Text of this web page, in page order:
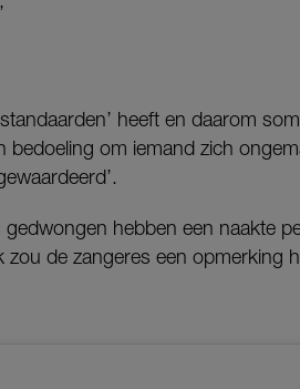
heeft en daarom
bedoeling om iemand zich
hebben een naakte
de zangeres een opmerking